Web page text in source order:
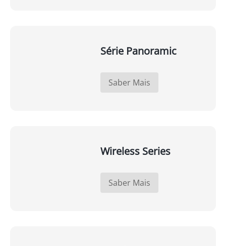
Série Panoramic
Saber Mais
Wireless Series
Saber Mais